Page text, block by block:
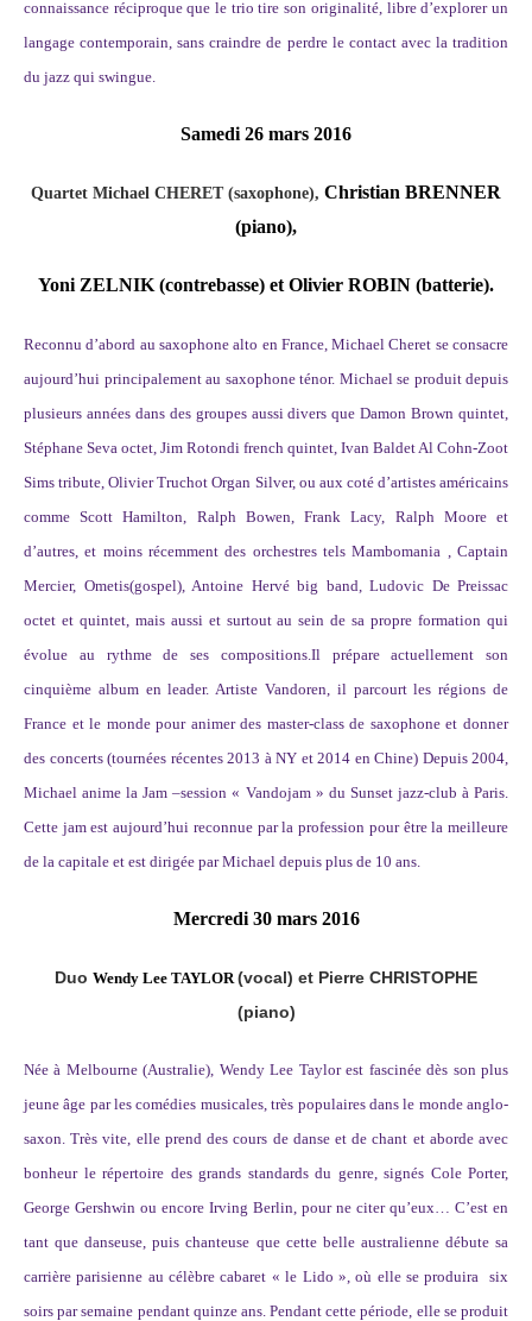
connaissance réciproque que le trio tire son originalité, libre d’explorer un
langage contemporain, sans craindre de perdre le contact avec la tradition
du jazz qui swingue.
Samedi 26 mars 2016
Quartet Michael CHERET (saxophone), Christian BRENNER
(piano),
Yoni ZELNIK (contrebasse) et Olivier ROBIN (batterie).
Reconnu d’abord au saxophone alto en France, Michael Cheret se consacre
aujourd’hui principalement au saxophone ténor. Michael se produit depuis
plusieurs années dans des groupes aussi divers que Damon Brown quintet,
Stéphane Seva octet, Jim Rotondi french quintet, Ivan Baldet Al Cohn-Zoot
Sims tribute, Olivier Truchot Organ Silver, ou aux coté d’artistes américains
comme Scott Hamilton, Ralph Bowen, Frank Lacy, Ralph Moore et
d’autres, et moins récemment des orchestres tels Mambomania , Captain
Mercier, Ometis(gospel), Antoine Hervé big band, Ludovic De Preissac
octet et quintet, mais aussi et surtout au sein de sa propre formation qui
évolue au rythme de ses compositions.Il prépare actuellement son
cinquième album en leader. Artiste Vandoren, il parcourt les régions de
France et le monde pour animer des master-class de saxophone et donner
des concerts (tournées récentes 2013 à NY et 2014 en Chine) Depuis 2004,
Michael anime la Jam –session « Vandojam » du Sunset jazz-club à Paris.
Cette jam est aujourd’hui reconnue par la profession pour être la meilleure
de la capitale et est dirigée par Michael depuis plus de 10 ans.
Mercredi 30 mars 2016
Duo Wendy Lee TAYLOR (vocal) et Pierre CHRISTOPHE
(piano)
Née à Melbourne (Australie), Wendy Lee Taylor est fascinée dès son plus
jeune âge par les comédies musicales, très populaires dans le monde anglo-
saxon.Très vite, elle prend des cours de danse et de chant et aborde avec
bonheur le répertoire des grands standards du genre, signés Cole Porter,
George Gershwin ou encore Irving Berlin, pour ne citer qu’eux… C’est en
tant que danseuse, puis chanteuse que cette belle australienne débute sa
carrière parisienne au célèbre cabaret « le Lido », où elle se produira six
soirs par semaine pendant quinze ans. Pendant cette période, elle se produit